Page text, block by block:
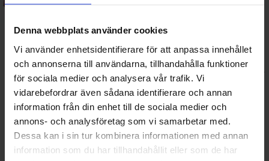
Denna webbplats använder cookies
Vi använder enhetsidentifierare för att anpassa innehållet
och annonserna till användarna, tillhandahålla funktioner
för sociala medier och analysera vår trafik. Vi
vidarebefordrar även sådana identifierare och annan
information från din enhet till de sociala medier och
annons- och analysföretag som vi samarbetar med.
Dessa kan i sin tur kombinera informationen med annan
information som du har tillhandahållit eller som de har
Toblerone Fruit & Nut 360g
89.90 kr
Toblerone Dark Chocolate Bar
360g
89.90 kr